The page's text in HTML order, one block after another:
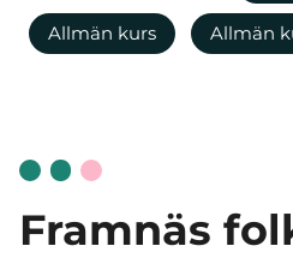
Allmän kurs Allmän
Framnäs